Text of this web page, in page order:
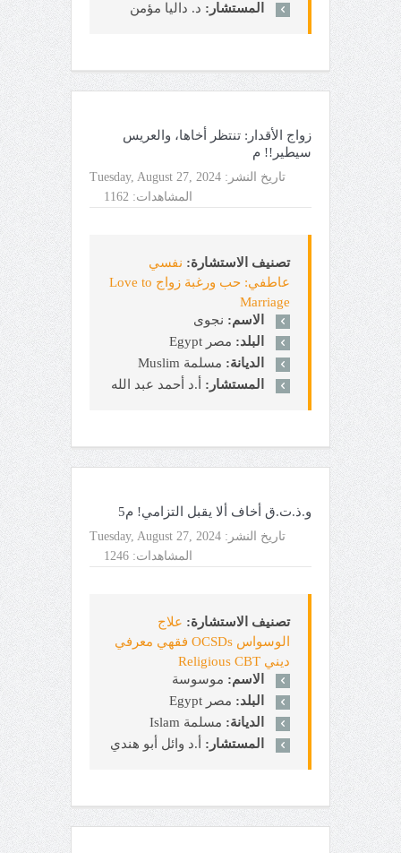
المستشار: د. داليا مؤمن
زواج الأقدار: تنتظر أخاها، والعريس
سيطير!! م
تاريخ النشر: Tuesday, August 27, 2024
المشاهدات: 1162
تصنيف الاستشارة: نفسي
عاطفي: حب ورغبة زواج Love to
Marriage
الاسم: نجوى
البلد: مصر Egypt
الديانة: مسلمة Muslim
المستشار: أ.د أحمد عبد الله
و.ذ.ت.ق أخاف ألا يقبل التزامي! م5
تاريخ النشر: Tuesday, August 27, 2024
المشاهدات: 1246
تصنيف الاستشارة: علاج
الوسواس OCSDs فقهي معرفي
ديني Religious CBT
الاسم: موسوسة
البلد: مصر Egypt
الديانة: مسلمة Islam
المستشار: أ.د وائل أبو هندي